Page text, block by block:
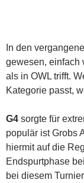
In den
gewesen, einfach
als in OWL trifft.
Kategorie passt,
G4 sorgte für
populär ist Grobs
hiermit auf die
Endspurtphase
bei diesem